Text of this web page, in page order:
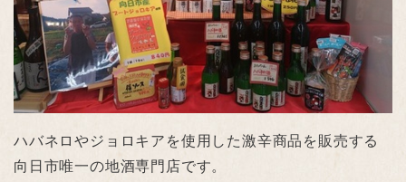
ハバネロやジョロキアを使用した激辛商品を販売する
向日市唯一の地酒専門店です。